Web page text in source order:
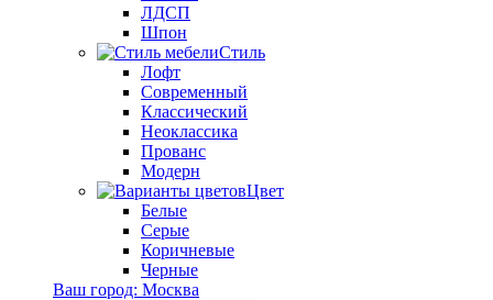
ЛДСП
Шпон
Стиль
Лофт
Современный
Классический
Неоклассика
Прованс
Модерн
Цвет
Белые
Серые
Коричневые
Черные
Ваш город: Москва